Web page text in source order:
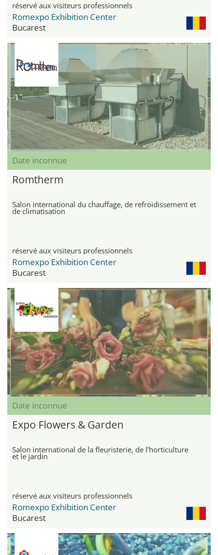
réservé aux visiteurs professionnels
Romexpo Exhibition Center
Bucarest
Date inconnue
Romtherm
Salon international du chauffage, de refroidissement et
de climatisation
réservé aux visiteurs professionnels
Romexpo Exhibition Center
Bucarest
Date inconnue
Expo Flowers & Garden
Salon international de la fleuristerie, de l'horticulture
et le jardin
réservé aux visiteurs professionnels
Romexpo Exhibition Center
Bucarest